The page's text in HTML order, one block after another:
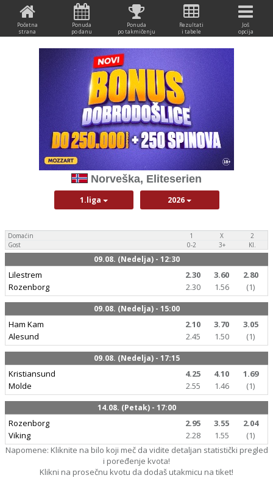
Početna
strana
Ponuda
po danu
Ponuda
po takmičenju
Rezultati
i tabele
Još
opcija
Norveška, Eliteserien
1.liga 2026
Domaćin
Gost
1 X
2
0-2
3+ Kl.
09.08. (Nedelja) - 12:30
Lilestrem
Rozenborg
2.30 3.60
2.80
2.30
1.56 (1)
09.08. (Nedelja) - 15:00
Ham Kam
Alesund
2.10 3.70
3.05
2.45
1.50 (1)
09.08. (Nedelja) - 17:15
Kristiansund
Molde
4.25 4.10
1.69
2.55
1.46 (1)
14.08. (Petak) - 17:00
Rozenborg
Viking
2.95 3.55
2.04
2.28
1.55
(1)
Napomene: Kliknite na bilo koji meč da vidite detaljan statistički pregled
i poređenje kvota!
Klikni na prosečnu kvotu da dodaš utakmicu na tiket!